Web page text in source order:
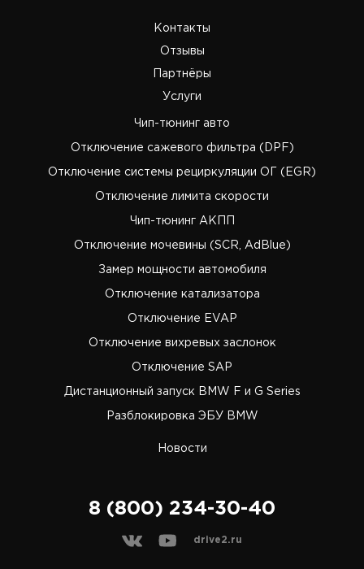
Новости
Услуги
Чип-тюнинг авто
Отключение сажевого фильтра (DPF)
Отключение системы рециркуляции ОГ (EGR)
Отключение лимита скорости
Чип-тюнинг АКПП
Отключение мочевины (SCR, AdBlue)
Замер мощности автомобиля
Отключение катализатора
Отключение EVAP
Отключение вихревых заслонок
Отключение SAP
Дистанционный запуск BMW F и G Series
Разблокировка ЭБУ BMW
Партнёры
Отзывы
Контакты
8 (800) 234-30-40
drive2.ru